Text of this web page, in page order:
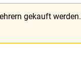
gekauft werden.